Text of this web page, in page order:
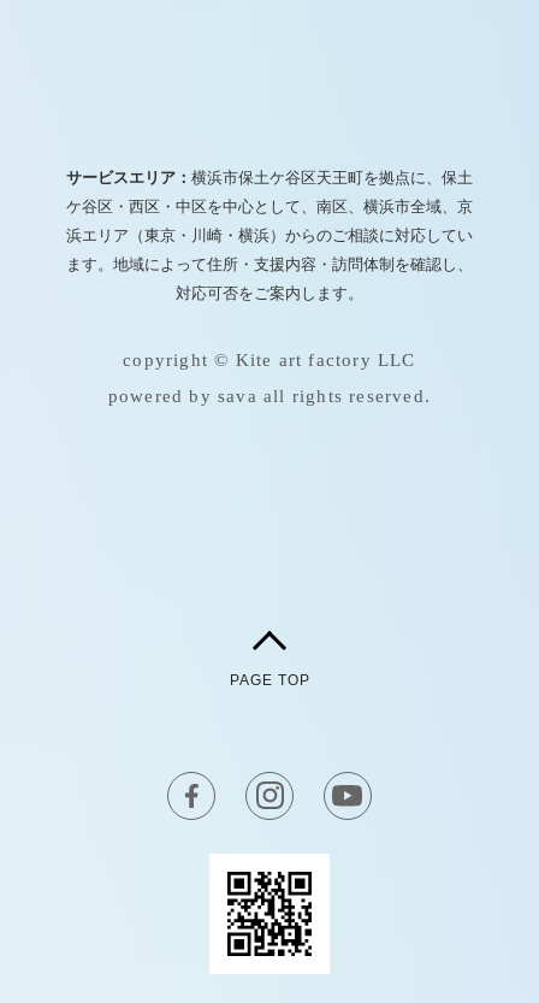
サービスエリア： 横浜市保土ケ谷区天王町を拠点に、保土
ケ谷区・西区・中区を中心として、南区、横浜市全域、京
浜エリア（東京・川崎・横浜）からのご相談に対応してい
ます。地域によって住所・支援内容・訪問体制を確認し、
対応可否をご案内します。
copyright © Kite art factory LLC
powered by sava all rights reserved.
PAGE TOP